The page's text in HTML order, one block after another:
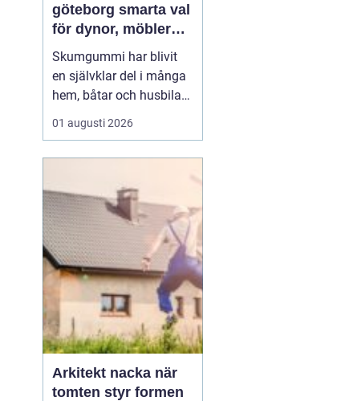
göteborg smarta val
för dynor, möbler
och
speciallösningar
Skumgummi har blivit
en självklar del i många
hem, båtar och husbilar
runt om i landet. I
Göteborg är intresset
båtkulturen och det
växande intresset för att
klä om och förlänga livet
på befintliga möbler.
När...
01 augusti 2026
Arkitekt nacka när
tomten styr formen